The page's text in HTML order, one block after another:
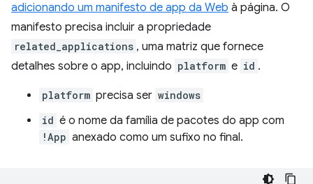
adicionando um manifesto de app da Web à página. O
manifesto precisa incluir a propriedade
related_applications , uma matriz que fornece
detalhes sobre o app, incluindo platform e id .
platform precisa ser windows
id é o nome da família de pacotes do app com
!App anexado como um sufixo no final.